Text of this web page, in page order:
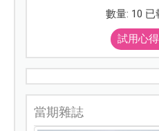
數量: 10 已
試用心
當期雜誌